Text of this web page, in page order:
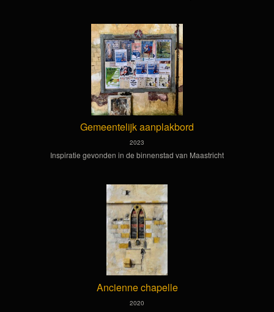
Gemeentelijk aanplakbord
2023
Inspiratie gevonden in de binnenstad van Maastricht
Ancienne chapelle
2020